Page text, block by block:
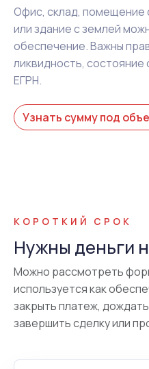
Офис, склад, помещение
или здание с землей
обеспечение. Важны
ликвидность, состояние
ЕГРН.
Узнать сумму под
КОРОТКИЙ СРОК
Нужны деньги
Можно рассмотреть
используется как
закрыть платеж,
завершить сделку или